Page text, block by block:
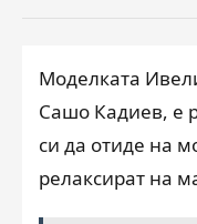
Моделката
Сашо Кадиев, е
си да отиде на
релаксират на